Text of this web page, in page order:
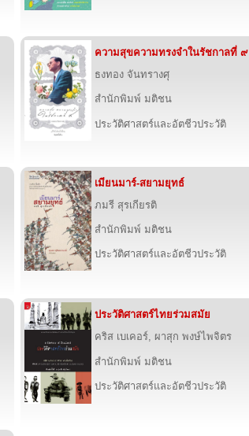
ความสุขความทรงจำในรัชกาลที่ ๙
ธงทอง จันทรางศุ
สำนักพิมพ์ มติชน
ประวัติศาสตร์และอัตชีวประวัติ
เมียนมาร์-สยามยุทธ์
ภมรี สุรเกียรติ
สำนักพิมพ์ มติชน
ประวัติศาสตร์และอัตชีวประวัติ
ประวัติศาสตร์ไทยร่วมสมัย
คริส เบเคอร์, ผาสุก พงษ์ไพจิตร
สำนักพิมพ์ มติชน
ประวัติศาสตร์และอัตชีวประวัติ